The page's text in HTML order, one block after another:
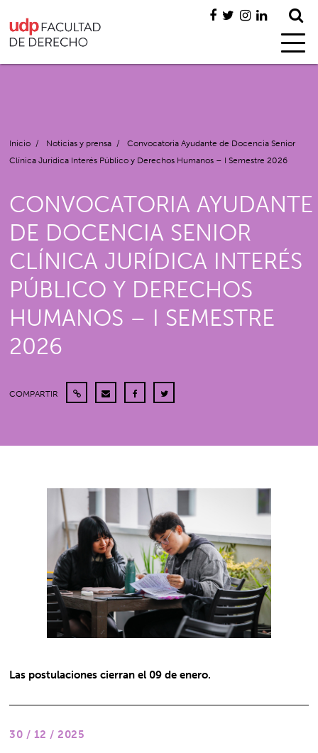
Inicio / Noticias y prensa /
Convocatoria Ayudante de Docencia Senior
Clínica Jurídica Interés Público y Derechos Humanos – I Semestre 2026
CONVOCATORIA AYUDANTE
DE DOCENCIA SENIOR
CLÍNICA JURÍDICA INTERÉS
PÚBLICO Y DERECHOS
HUMANOS – I SEMESTRE
2026
COMPARTIR
Las postulaciones cierran el 09 de enero.
30 / 12 / 2025